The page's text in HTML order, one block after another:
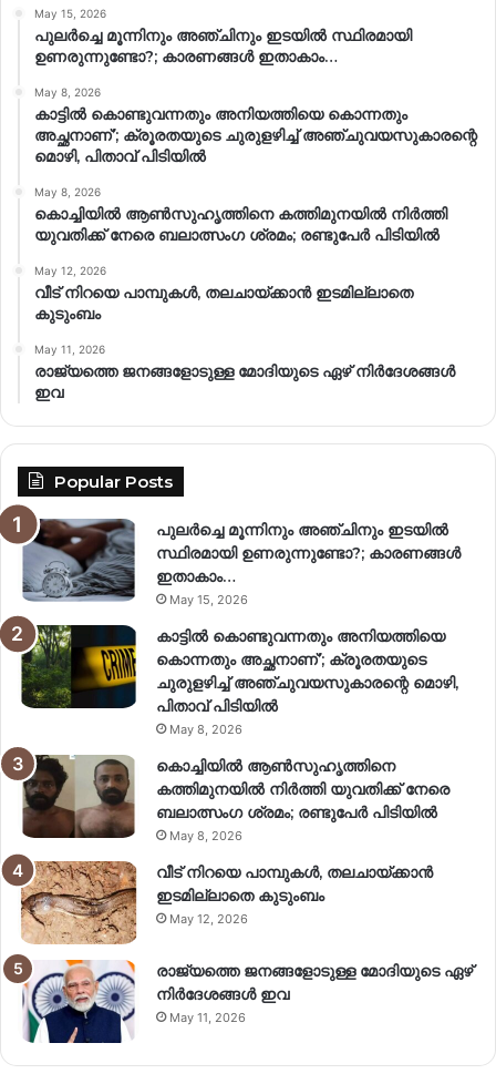
May 15, 2026
പുലർച്ചെ മൂന്നിനും അഞ്ചിനും ഇടയിൽ സ്ഥിരമായി
ഉണരുന്നുണ്ടോ?; കാരണങ്ങള്‍ ഇതാകാം…
May 8, 2026
കാട്ടിൽ കൊണ്ടുവന്നതും അനിയത്തിയെ കൊന്നതും
അച്ഛനാണ്’; ക്രൂരതയുടെ ചുരുളഴിച്ച് അഞ്ചുവയസുകാരന്റെ
മൊഴി, പിതാവ് പിടിയിൽ
May 8, 2026
കൊച്ചിയിൽ ആൺസുഹൃത്തിനെ കത്തിമുനയിൽ നിർത്തി
യുവതിക്ക് നേരെ ബലാത്സംഗ​ ശ്രമം; രണ്ടുപേർ പിടിയിൽ
May 12, 2026
വീട് നിറയെ പാമ്പുകൾ, തലചായ്ക്കാൻ ഇടമില്ലാതെ
കുടുംബം
May 11, 2026
രാജ്യത്തെ ജനങ്ങളോടുള്ള മോദിയുടെ ഏഴ് നിര്‍ദേശങ്ങള്‍
ഇവ
Popular Posts
പുലർച്ചെ മൂന്നിനും അഞ്ചിനും ഇടയിൽ
സ്ഥിരമായി ഉണരുന്നുണ്ടോ?; കാരണങ്ങള്‍
ഇതാകാം…
May 15, 2026
കാട്ടിൽ കൊണ്ടുവന്നതും അനിയത്തിയെ
കൊന്നതും അച്ഛനാണ്’; ക്രൂരതയുടെ
ചുരുളഴിച്ച് അഞ്ചുവയസുകാരന്റെ മൊഴി,
പിതാവ് പിടിയിൽ
May 8, 2026
കൊച്ചിയിൽ ആൺസുഹൃത്തിനെ
കത്തിമുനയിൽ നിർത്തി യുവതിക്ക് നേരെ
ബലാത്സംഗ​ ശ്രമം; രണ്ടുപേർ പിടിയിൽ
May 8, 2026
വീട് നിറയെ പാമ്പുകൾ, തലചായ്ക്കാൻ
ഇടമില്ലാതെ കുടുംബം
May 12, 2026
രാജ്യത്തെ ജനങ്ങളോടുള്ള മോദിയുടെ ഏഴ്
നിര്‍ദേശങ്ങള്‍ ഇവ
May 11, 2026